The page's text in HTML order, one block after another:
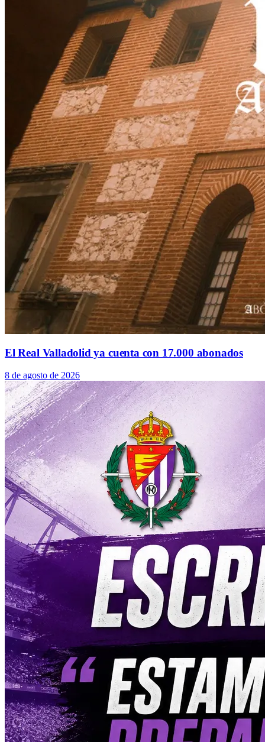
El Real Valladolid ya cuenta con 17.000 abonados
8 de agosto de 2026